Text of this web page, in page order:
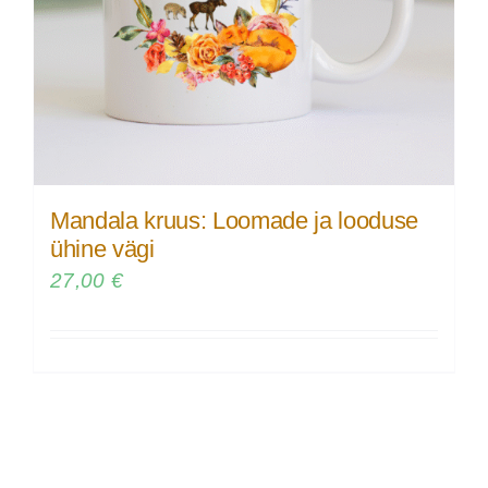
Mandala kruus: Loomade ja looduse
ühine vägi
27,00 €